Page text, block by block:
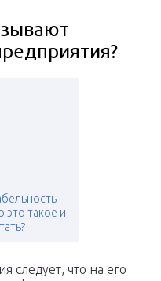
это такое и
следует, что на его